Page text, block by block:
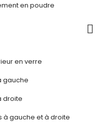
en poudre
en verre
gauche
droite
à gauche et à droite